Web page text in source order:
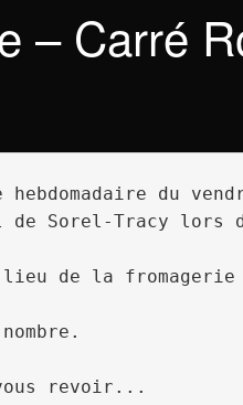
– Carré
hebdomadaire du
de la fromagerie
revoir...